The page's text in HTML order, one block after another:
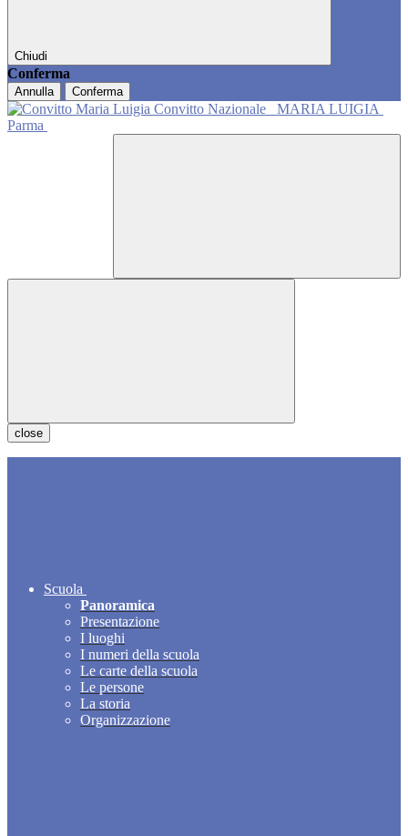
Chiudi
Conferma
Annulla Conferma
Convitto Nazionale
MARIA LUIGIA
Parma
close
Scuola
Panoramica
Presentazione
I luoghi
I numeri della scuola
Le carte della scuola
Le persone
La storia
Organizzazione